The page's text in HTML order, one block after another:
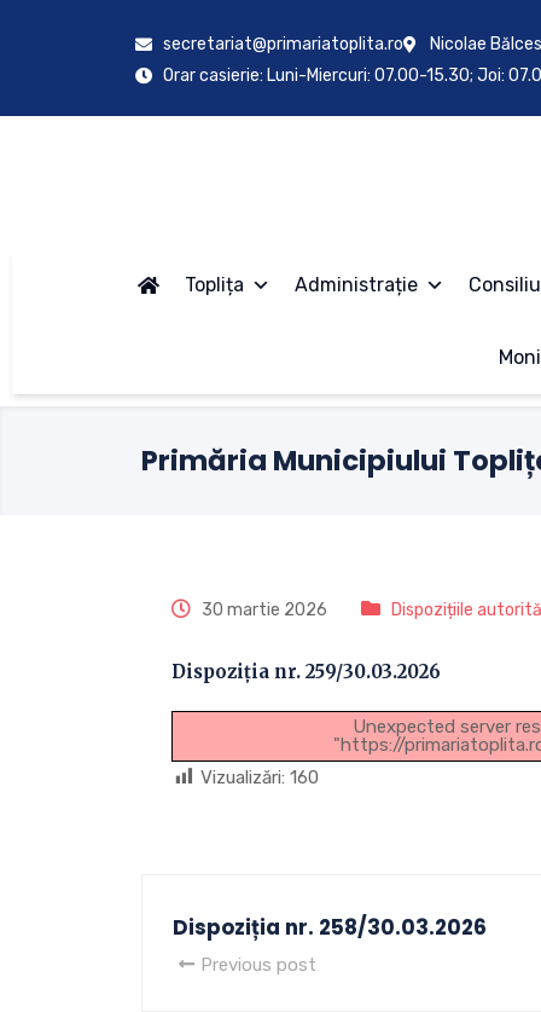
secretariat@primariatoplita.ro
Nicolae
Orar casierie: Luni-Miercuri: 07.00-15.30; Joi:
Toplița Administrație
Primăria Municipiului
30 martie 2026 Dispozițiile
Dispoziția nr. 259/30.03.2026
Unexpected server
"https://
Vizualizări: 160
Dispoziția nr. 258/30.03.2026
Previous post